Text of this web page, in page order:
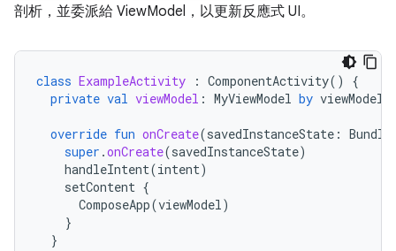
剖析，並委派給 ViewModel，以更新反應式 UI。
class ExampleActivity : ComponentActivity()
{
private val viewModel : MyViewModel by viewModels
override fun onCreate(savedInstanceState :
super .onCreate(savedInstanceState)
handleIntent(intent)
setContent {
ComposeApp(viewModel)
}
}